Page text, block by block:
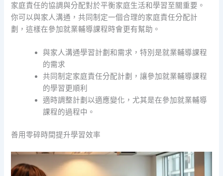
家庭責任的協調與分配對於平衡家庭生活和學習至關重要。
你可以與家人溝通，共同制定一個合理的家庭責任分配計
劃，這樣在參加就業輔導課程時會更有幫助。
與家人溝通學習計劃和需求，特別是就業輔導課程
的需求
共同制定家庭責任分配計劃，讓參加就業輔導課程
的學習更順利
適時調整計劃以適應變化，尤其是在參加就業輔導
課程的過程中。
善用零碎時間提升學習效率